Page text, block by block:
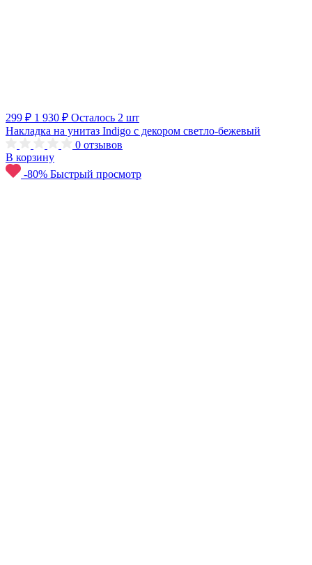
299 ₽ 1 930 ₽ Осталось 2 шт
Накладка на унитаз Indigo с декором светло-бежевый
0 отзывов
В корзину
-80% Быстрый просмотр